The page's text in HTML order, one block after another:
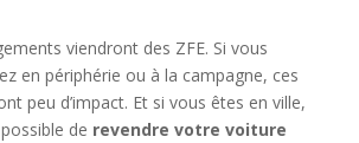
viendront des ZFE. Si vous
en périphérie ou à la campagne, ces
peu d’impact. Et si vous êtes en ville,
de revendre votre voiture